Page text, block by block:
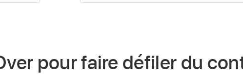
pour faire défiler du